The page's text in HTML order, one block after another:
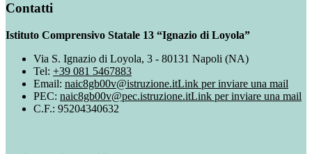
Contatti
Istituto Comprensivo Statale 13 “Ignazio di Loyola”
Via S. Ignazio di Loyola, 3 - 80131 Napoli (NA)
Tel: +39 081 5467883
Email: naic8gb00v@istruzione.itLink per inviare una mail
PEC: naic8gb00v@pec.istruzione.itLink per inviare una mail
C.F.: 95204340632